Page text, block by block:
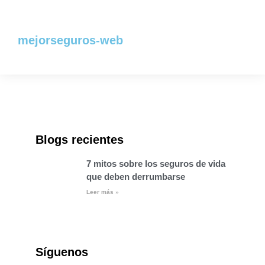
mejorseguros-web
Blogs recientes
7 mitos sobre los seguros de vida
que deben derrumbarse
Leer más »
Síguenos